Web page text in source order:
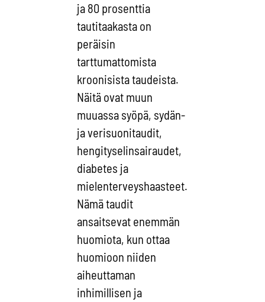
ja 80 prosenttia
tautitaakasta on
peräisin
tarttumattomista
kroonisista taudeista.
Näitä ovat muun
muuassa syöpä, sydän-
ja verisuonitaudit,
hengityselinsairaudet,
diabetes ja
mielenterveyshaasteet.
Nämä taudit
ansaitsevat enemmän
huomiota, kun ottaa
huomioon niiden
aiheuttaman
inhimillisen ja